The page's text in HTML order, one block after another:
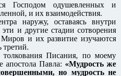
Господом одушевленных и
и их взаимодействия.
наружу, оставаясь внутри
и другие стадии сотворения
и их развитие изучаются
третий.
Писания, по моему
апостола Павла: «Мудрость же
но мудрость не